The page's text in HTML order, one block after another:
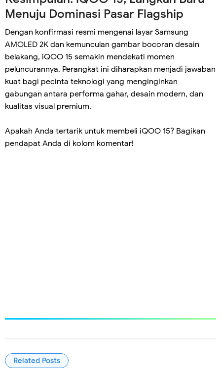
Menuju Dominasi Pasar Flagship
Dengan konfirmasi resmi mengenai layar Samsung
AMOLED 2K dan kemunculan gambar bocoran desain
belakang, iQOO 15 semakin mendekati momen
peluncurannya. Perangkat ini diharapkan menjadi jawaban
kuat bagi pecinta teknologi yang menginginkan
gabungan antara performa gahar, desain modern, dan
kualitas visual premium.
Apakah Anda tertarik untuk membeli iQOO 15? Bagikan
pendapat Anda di kolom komentar!
Related Posts